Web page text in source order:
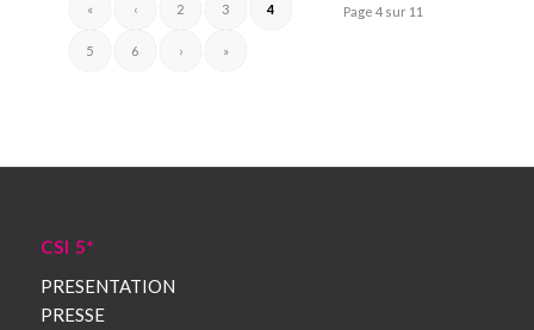
Page 4 sur 11
« ‹ 2 3 4
5 6 › »
CSI 5*
PRESENTATION
PRESSE